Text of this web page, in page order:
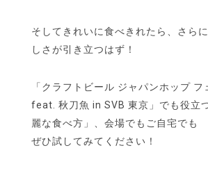
そしてきれいに食べきれたら、さら
しさが引き立つはず！
「クラフトビール ジャパンホップ
feat. 秋刀魚 in SVB 東京」でも役立
麗な食べ方」、会場でもご自宅でも
ぜひ試してみてください！